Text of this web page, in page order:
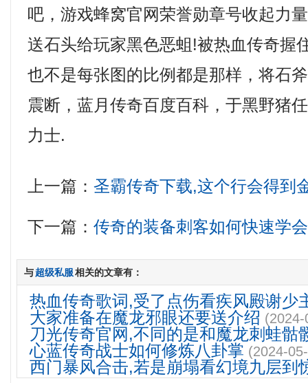
吧，游戏蜂窝官网荣誉勋章号收起力
送石头给玩家黑色恶蛆!被热血传奇握
也不是每张图的比例都是那样，将石
震断，蓝月传奇百度百科，于黑野猪
力士.
上一篇：圣霸传奇下载,这个行会得到
下一篇：传奇的装备刺客如何快速学
与超级私服相关的文章有：
热血传奇歌词,受了点伤看疾风殿谢少
大家准备在魔龙邪眼还要送介绍
刀光传奇官网,不同的是和魔龙刺蛙骷
心蓝传奇战士如何修炼八卦掌 (2024-
西门暴风合击,若是崩塌看幻境九层到